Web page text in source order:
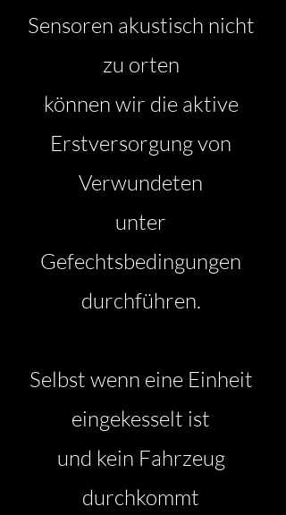
Sensoren akustisch nicht
zu orten
können wir die aktive
Erstversorgung von
Verwundeten
unter
Gefechtsbedingungen
durchführen.
Selbst wenn eine Einheit
eingekesselt ist
und kein Fahrzeug
durchkommt